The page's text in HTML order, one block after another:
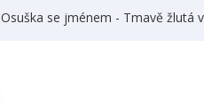
Osuška se jménem - Tmavě žlutá